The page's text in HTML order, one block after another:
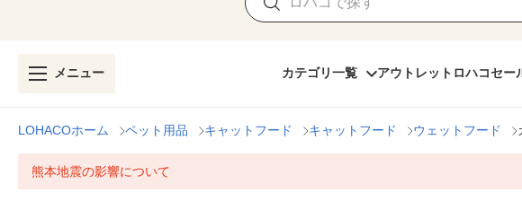
メニュー カテゴリ一覧 アウトレット ロハコセー
LOHACOホーム ペット用品 キャットフード キャットフード ウェットフード
熊本地震の影響について